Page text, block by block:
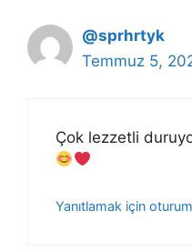
@sprhrtyk
Temmuz 5,
Çok lezzetli
Yanıtlamak için